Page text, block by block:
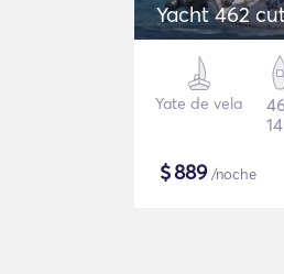
Yacht 462
Yate de vela
$889/noche